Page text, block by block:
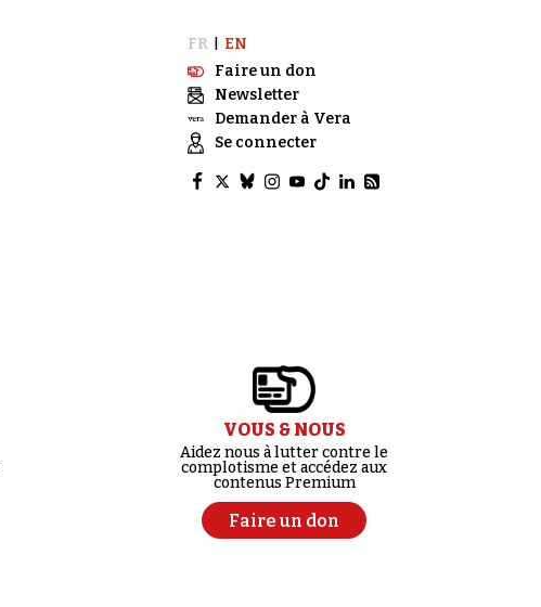
FR
EN
Faire un don
Newsletter
Demander à Vera
Se connecter
VOUS & NOUS
Aidez nous à lutter contre le
complotisme et accédez aux
contenus Premium
Faire un don